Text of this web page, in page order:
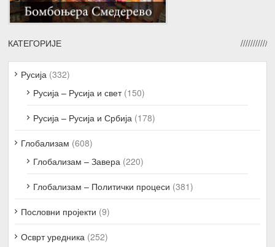
КАТЕГОРИЈЕ
Русија (332)
Русија – Русија и свет(150)
Русија – Русија и Србија (178)
Глобализам (608)
Глобализам – Завера (220)
Глобализам – Политички процеси (381)
Пословни пројекти (9)
Осврт уредника (252)